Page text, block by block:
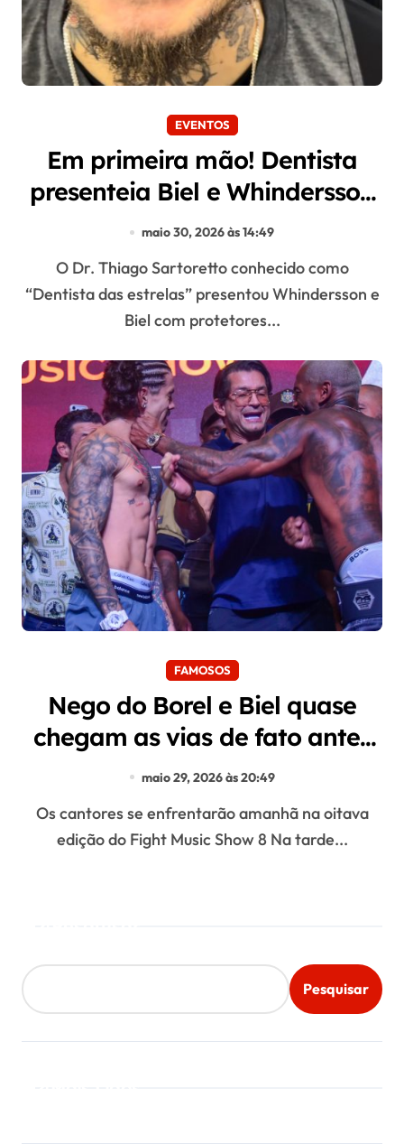
EVENTOS
Em primeira mão! Dentista
presenteia Biel e Whindersson
Nunes para luta
maio 30, 2026 às 14:49
O Dr. Thiago Sartoretto conhecido como
“Dentista das estrelas” presentou Whindersson e
Biel com protetores...
FAMOSOS
Nego do Borel e Biel quase
chegam as vias de fato antes
de luta
maio 29, 2026 às 20:49
Os cantores se enfrentarão amanhã na oitava
edição do Fight Music Show 8 Na tarde...
Pesquisar